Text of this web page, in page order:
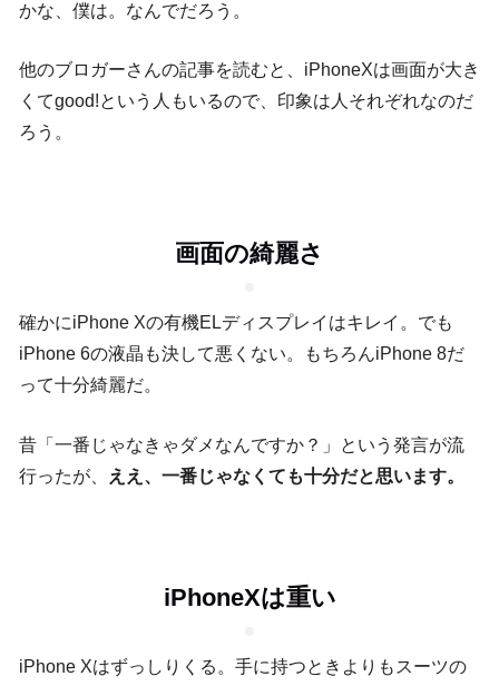
かな、僕は。なんでだろう。
他のブロガーさんの記事を読むと、iPhoneXは画面が大き
くてgood!という人もいるので、印象は人それぞれなのだ
ろう。
画面の綺麗さ
確かにiPhone Xの有機ELディスプレイはキレイ。でも
iPhone 6の液晶も決して悪くない。もちろんiPhone 8だ
って十分綺麗だ。
昔「一番じゃなきゃダメなんですか？」という発言が流
行ったが、
ええ、一番じゃなくても十分だと思います。
iPhoneXは重い
iPhone Xはずっしりくる。手に持つときよりもスーツの